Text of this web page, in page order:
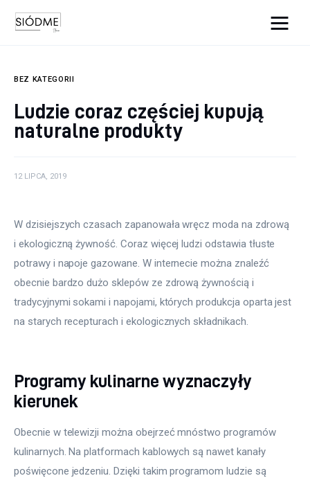
Uroda
Więcej
BEZ KATEGORII
Ludzie coraz częściej kupują
naturalne produkty
12 LIPCA, 2019
W dzisiejszych czasach zapanowała wręcz moda na zdrową
i ekologiczną żywność. Coraz więcej ludzi odstawia tłuste
potrawy i napoje gazowane. W internecie można znaleźć
obecnie bardzo dużo sklepów ze zdrową żywnością i
tradycyjnymi sokami i napojami, których produkcja oparta jest
na starych recepturach i ekologicznych składnikach.
Programy kulinarne wyznaczyły
kierunek
Obecnie w telewizji można obejrzeć mnóstwo programów
kulinarnych. Na platformach kablowych są nawet kanały
poświęcone jedzeniu. Dzięki takim programom ludzie są